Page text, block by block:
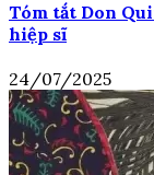
Tóm tắt Don
hiệp sĩ
24/07/2025